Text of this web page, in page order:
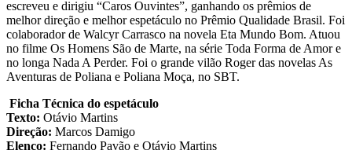
escreveu e dirigiu “Caros Ouvintes”, ganhando os prêmios de
melhor direção e melhor espetáculo no Prêmio Qualidade Brasil. Foi
colaborador de Walcyr Carrasco na novela Eta Mundo Bom. Atuou
no filme Os Homens São de Marte, na série Toda Forma de Amor e
no longa Nada A Perder. Foi o grande vilão Roger das novelas As
Aventuras de Poliana e Poliana Moça, no SBT.
Ficha Técnica do espetáculo
Texto: Otávio Martins
Direção: Marcos Damigo
Elenco: Fernando Pavão e Otávio Martins